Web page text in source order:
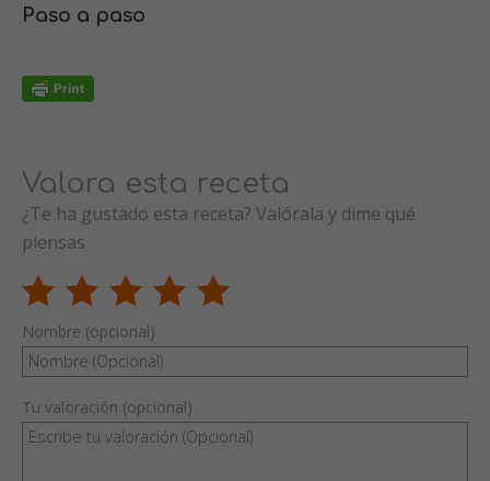
Paso a paso
Valora esta receta
¿Te ha gustado esta receta? Valórala y dime qué
piensas
Nombre (opcional)
Tu valoración (opcional)